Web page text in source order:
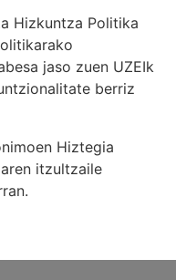
Hizkuntza Politika
jaso zuen UZEIk
berriz
Hiztegia
itzultzaile